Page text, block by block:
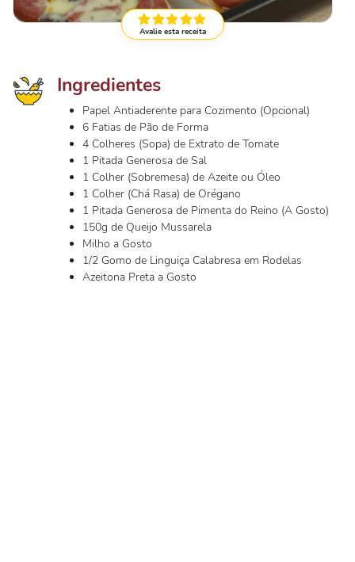
Avalie esta receita
Ingredientes
Papel Antiaderente para Cozimento (Opcional)
6 Fatias de Pão de Forma
4 Colheres (Sopa) de Extrato de Tomate
1 Pitada Generosa de Sal
1 Colher (Sobremesa) de Azeite ou Óleo
1 Colher (Chá Rasa) de Orégano
1 Pitada Generosa de Pimenta do Reino (A Gosto)
150g de Queijo Mussarela
Milho a Gosto
1/2 Gomo de Linguiça Calabresa em Rodelas
Azeitona Preta a Gosto